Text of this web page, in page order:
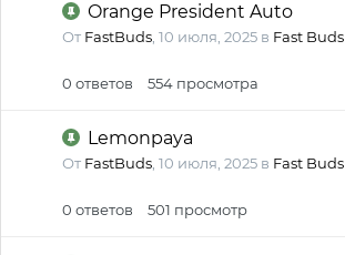
Orange President Auto
От FastBuds 10 июля, 2025 в Fast Buds
0 ответов 554 просмотра
Lemonpaya
От FastBuds 10 июля, 2025 в Fast Buds
0 ответов 501 просмотр